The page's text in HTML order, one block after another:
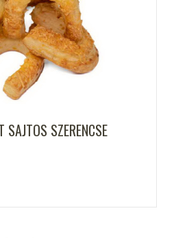
SZERENCSE